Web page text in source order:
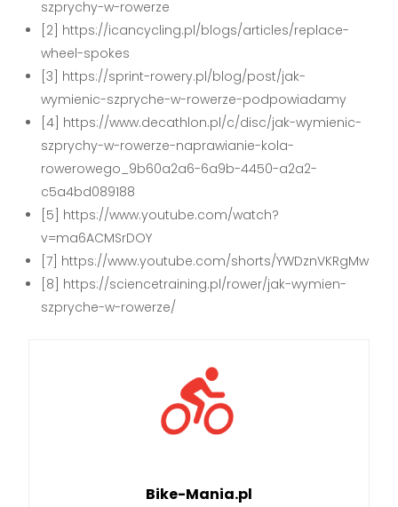
szprychy-w-rowerze
[2] https://icancycling.pl/blogs/articles/replace-
wheel-spokes
[3] https://sprint-rowery.pl/blog/post/jak-
wymienic-szpryche-w-rowerze-podpowiadamy
[4] https://www.decathlon.pl/c/disc/jak-wymienic-
szprychy-w-rowerze-naprawianie-kola-
rowerowego_9b60a2a6-6a9b-4450-a2a2-
c5a4bd089188
[5] https://www.youtube.com/watch?
v=ma6ACMSrDOY
[7] https://www.youtube.com/shorts/YWDznVKRgMw
[8] https://sciencetraining.pl/rower/jak-wymien-
szpryche-w-rowerze/
Bike-Mania.pl